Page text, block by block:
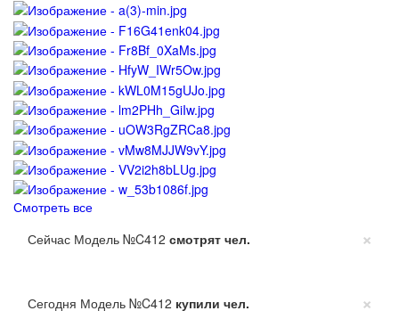
Смотреть все
×
Сейчас Модель №C412 смотрят чел.
×
Сегодня Модель №C412 купили чел.